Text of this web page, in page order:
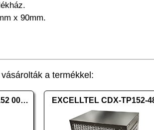
x 90mm.
a termékkel:
EXCELLTEL CDX-TP152 008EXT EXCELLTEL CDX-TP152-